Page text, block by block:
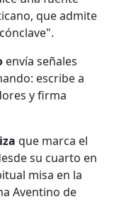
que admite
envía señales
escribe a
y firma
que marca el
su cuarto en
misa en la
Aventino de